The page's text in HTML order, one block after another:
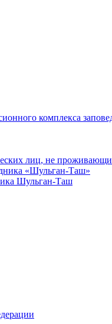
комплекса
лиц, не
«Шульган-Таш»
Шульган-Таш